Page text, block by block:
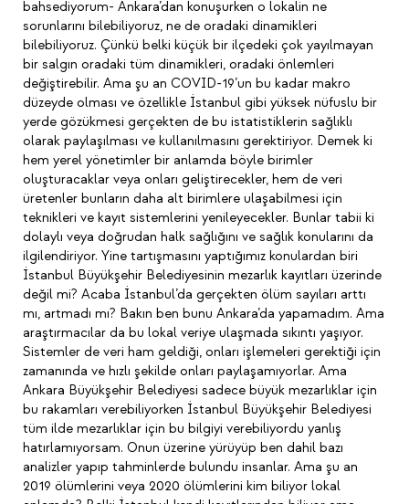
bahsediyorum- Ankara’dan konuşurken o lokalin ne
sorunlarını bilebiliyoruz, ne de oradaki dinamikleri
bilebiliyoruz. Çünkü belki küçük bir ilçedeki çok yayılmayan
bir salgın oradaki tüm dinamikleri, oradaki önlemleri
değiştirebilir. Ama şu an COVID-19’un bu kadar makro
düzeyde olması ve özellikle İstanbul gibi yüksek nüfuslu bir
yerde gözükmesi gerçekten de bu istatistiklerin sağlıklı
olarak paylaşılması ve kullanılmasını gerektiriyor. Demek ki
hem yerel yönetimler bir anlamda böyle birimler
oluşturacaklar veya onları geliştirecekler, hem de veri
üretenler bunların daha alt birimlere ulaşabilmesi için
teknikleri ve kayıt sistemlerini yenileyecekler. Bunlar tabii ki
dolaylı veya doğrudan halk sağlığını ve sağlık konularını da
ilgilendiriyor. Yine tartışmasını yaptığımız konulardan biri
İstanbul Büyükşehir Belediyesinin mezarlık kayıtları üzerinde
değil mi? Acaba İstanbul’da gerçekten ölüm sayıları arttı
mı, artmadı mı? Bakın ben bunu Ankara’da yapamadım. Ama
araştırmacılar da bu lokal veriye ulaşmada sıkıntı yaşıyor.
Sistemler de veri ham geldiği, onları işlemeleri gerektiği için
zamanında ve hızlı şekilde onları paylaşamıyorlar. Ama
Ankara Büyükşehir Belediyesi sadece büyük mezarlıklar için
bu rakamları verebiliyorken İstanbul Büyükşehir Belediyesi
tüm ilde mezarlıklar için bu bilgiyi verebiliyordu yanlış
hatırlamıyorsam. Onun üzerine yürüyüp ben dahil bazı
analizler yapıp tahminlerde bulundu insanlar. Ama şu an
2019 ölümlerini veya 2020 ölümlerini kim biliyor lokal